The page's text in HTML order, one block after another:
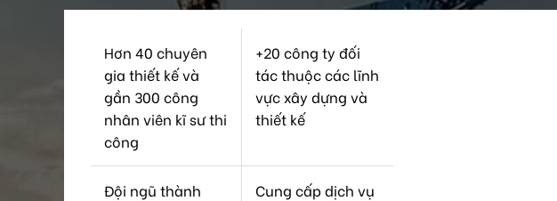
Hơn 40 chuyên
gia thiết kế và
gần 300 công
nhân viên kĩ sư thi
công
+20 công ty đối
tác thuộc các lĩnh
vực xây dựng và
thiết kế
Đội ngũ thành
Cung cấp dịch vụ